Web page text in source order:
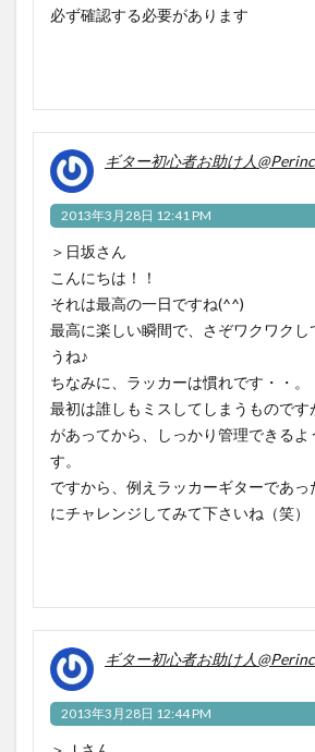
必ず確認する必要があります
ギター初心者お助け人
2013年3月28日 12:41 PM
＞日坂さん
こんにちは！！
それは最高の一日ですね(^^)
最高に楽しい瞬間で、さぞワクワクし
うね♪
ちなみに、ラッカーは慣れです・・。
最初は誰しもミスしてしまうもので
があってから、しっかり管理できるよ
す。
ですから、例えラッカーギターであ
にチャレンジしてみて下さいね（笑）
ギター初心者お助け人
2013年3月28日 12:44 PM